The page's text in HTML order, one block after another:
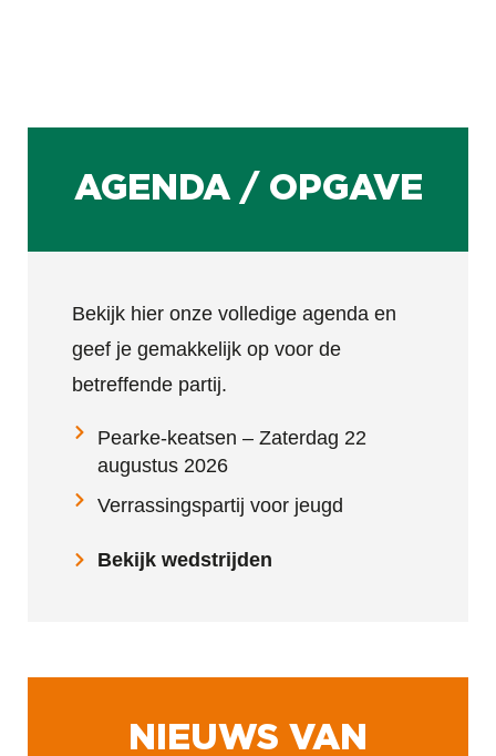
AGENDA / OPGAVE
Bekijk hier onze volledige agenda en
geef je gemakkelijk op voor de
betreffende partij.
Pearke-keatsen – Zaterdag 22
augustus 2026
Verrassingspartij voor jeugd
Bekijk wedstrijden
NIEUWS VAN